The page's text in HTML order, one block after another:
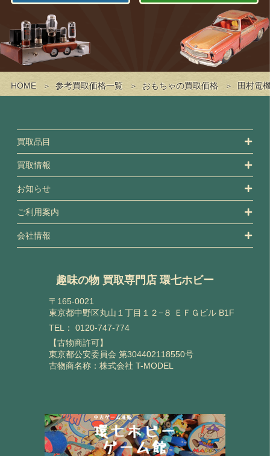
HOME 参考買取価格一覧 おもちゃの買取価格 田村電
買取品目
買取情報
お知らせ
ご利用案内
会社情報
趣味の物 買取専門店 環七ホビー
〒165-0021
東京都中野区丸山１丁目１２−８ ＥＦＧビル B1F
TEL： 0120-747-774
【古物商許可】
東京都公安委員会 第304402118550号
古物商名称：株式会社 T-MODEL